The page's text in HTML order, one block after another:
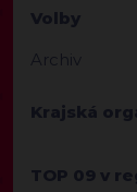
Volby
Archiv
Krajská
TOP 09 v